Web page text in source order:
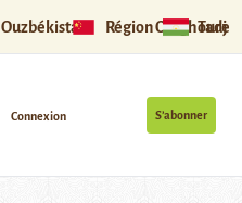
Ouzbékistan Région Ouïghoure
S’abonner
Connexion